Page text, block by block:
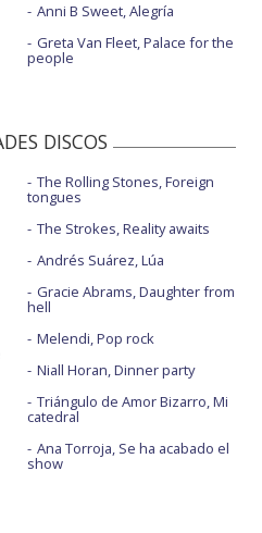
Anni B Sweet, Alegría
Greta Van Fleet, Palace for the
people
DISCOS
The Rolling Stones, Foreign
tongues
The Strokes, Reality awaits
Andrés Suárez, Lúa
Gracie Abrams, Daughter from
hell
Melendi, Pop rock
Niall Horan, Dinner party
Triángulo de Amor Bizarro, Mi
catedral
Ana Torroja, Se ha acabado el
show